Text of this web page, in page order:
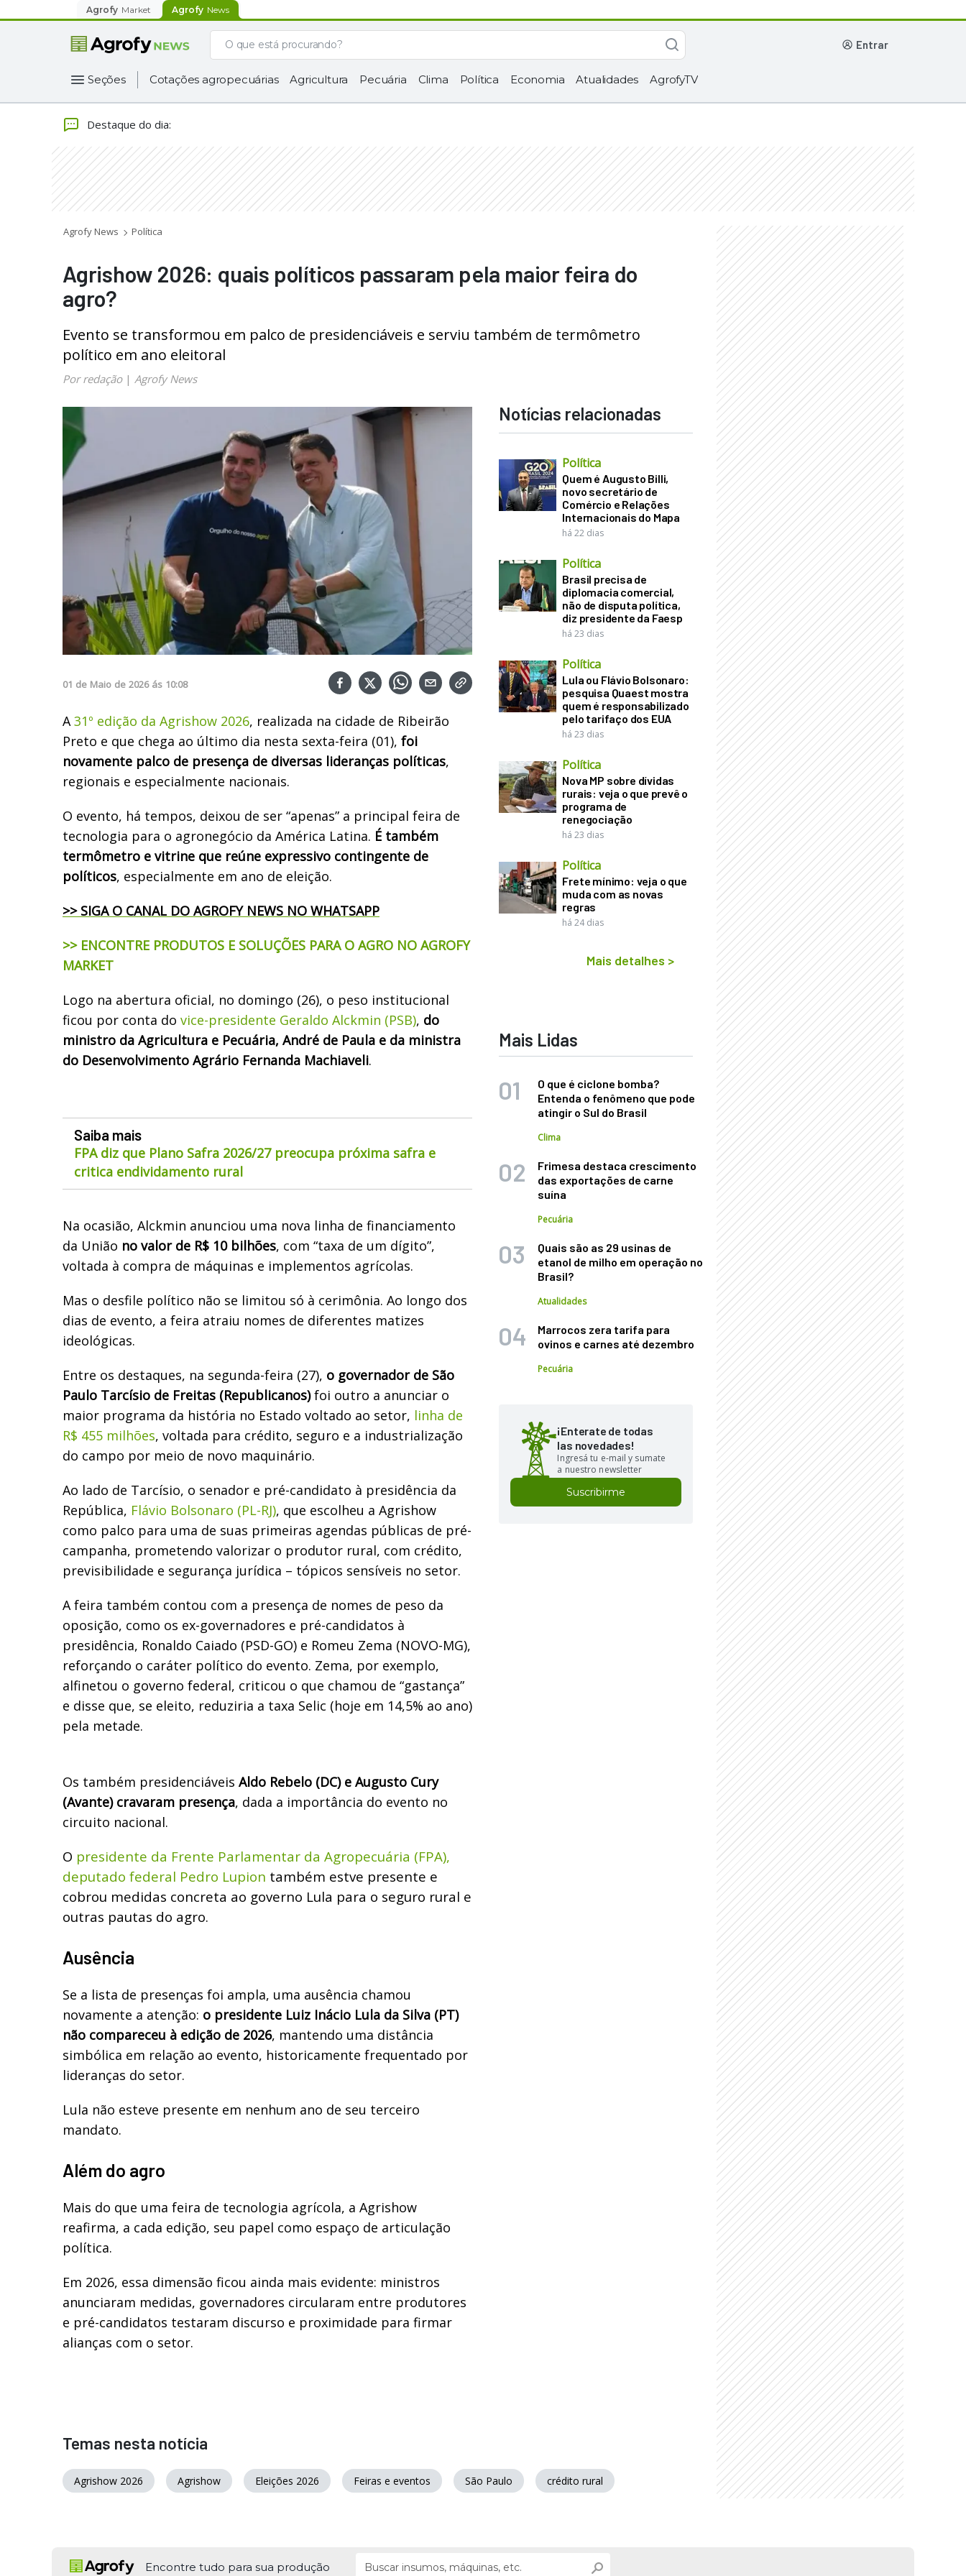
Agrofy Market Agrofy News
entrar
Seções Cotações agropecuárias Agricultura Pecuária Clima Política Economia Atualidades AgrofyTV
Destaque do dia:
Agrofy News Política
Agrishow 2026: quais políticos passaram pela maior feira do
agro?
Evento se transformou em palco de presidenciáveis e serviu também de termômetro
político em ano eleitoral
Por redação| Agrofy News
01 de Maio de 2026 ás 10:08
A 31º edição da Agrishow 2026, realizada na cidade de Ribeirão
Preto e que chega ao último dia nesta sexta-feira (01), foi
novamente palco de presença de diversas lideranças políticas,
regionais e especialmente nacionais.
O evento, há tempos, deixou de ser “apenas” a principal feira de
tecnologia para o agronegócio da América Latina. É também
termômetro e vitrine que reúne expressivo contingente de
políticos, especialmente em ano de eleição.
>> SIGA O CANAL DO AGROFY NEWS NO WHATSAPP
>> ENCONTRE PRODUTOS E SOLUÇÕES PARA O AGRO NO AGROFY
MARKET
Logo na abertura oficial, no domingo (26), o peso institucional
ficou por conta do vice-presidente Geraldo Alckmin (PSB), do
ministro da Agricultura e Pecuária, André de Paula e da ministra
do Desenvolvimento Agrário Fernanda Machiaveli.
Saiba mais
FPA diz que Plano Safra 2026/27 preocupa próxima safra e
critica endividamento rural
Na ocasião, Alckmin anunciou uma nova linha de financiamento
da União no valor de R$ 10 bilhões, com “taxa de um dígito”,
voltada à compra de máquinas e implementos agrícolas.
Mas o desfile político não se limitou só à cerimônia. Ao longo dos
dias de evento, a feira atraiu nomes de diferentes matizes
ideológicas.
Entre os destaques, na segunda-feira (27), o governador de São
Paulo Tarcísio de Freitas (Republicanos)foi outro a anunciar o
maior programa da história no Estado voltado ao setor, linha de
R$ 455 milhões, voltada para crédito, seguro e a industrialização
do campo por meio de novo maquinário.
Ao lado de Tarcísio, o senador e pré-candidato à presidência da
República, Flávio Bolsonaro (PL-RJ), que escolheu a Agrishow
como palco para uma de suas primeiras agendas públicas de pré-
campanha, prometendo valorizar o produtor rural, com crédito,
previsibilidade e segurança jurídica – tópicos sensíveis no setor.
A feira também contou com a presença de nomes de peso da
oposição, como os ex-governadores e pré-candidatos à
presidência, Ronaldo Caiado (PSD-GO) e Romeu Zema (NOVO-MG),
reforçando o caráter político do evento. Zema, por exemplo,
alfinetou o governo federal, criticou o que chamou de “gastança”
e disse que, se eleito, reduziria a taxa Selic (hoje em 14,5% ao ano)
pela metade.
Os também presidenciáveis Aldo Rebelo (DC) e Augusto Cury
(Avante) cravaram presença, dada a importância do evento no
circuito nacional.
O presidente da Frente Parlamentar da Agropecuária (FPA),
deputado federal Pedro Lupion também estve presente e
cobrou medidas concreta ao governo Lula para o seguro rural e
outras pautas do agro.
Ausência
Se a lista de presenças foi ampla, uma ausência chamou
novamente a atenção: o presidente Luiz Inácio Lula da Silva (PT)
não compareceu à edição de 2026, mantendo uma distância
simbólica em relação ao evento, historicamente frequentado por
lideranças do setor.
Lula não esteve presente em nenhum ano de seu terceiro
mandato.
Além do agro
Mais do que uma feira de tecnologia agrícola, a Agrishow
reafirma, a cada edição, seu papel como espaço de articulação
política.
Em 2026, essa dimensão ficou ainda mais evidente: ministros
anunciaram medidas, governadores circularam entre produtores
e pré-candidatos testaram discurso e proximidade para firmar
alianças com o setor.
Notícias relacionadas
Política
Quem é Augusto Billi,
novo secretário de
Comércio e Relações
Internacionais do Mapa
há 22 dias
Política
Brasil precisa de
diplomacia comercial,
não de disputa política,
diz presidente da Faesp
há 23 dias
Política
Lula ou Flávio Bolsonaro:
pesquisa Quaest mostra
quem é responsabilizado
pelo tarifaço dos EUA
há 23 dias
Política
Nova MP sobre dívidas
rurais: veja o que prevê o
programa de
renegociação
há 23 dias
Política
Frete mínimo: veja o que
muda com as novas
regras
há 24 dias
Mais detalhes >
Mais Lidas
O que é ciclone bomba?
Entenda o fenômeno que pode
atingir o Sul do Brasil
Clima
Frimesa destaca crescimento
das exportações de carne
suína
Pecuária
Quais são as 29 usinas de
etanol de milho em operação no
Brasil?
Atualidades
Marrocos zera tarifa para
ovinos e carnes até dezembro
Pecuária
¡Enterate de todas
las novedades!
Ingresá tu e-mail y sumate
a nuestro newsletter
Suscribirme
Temas nesta notícia
Agrishow 2026 Agrishow Eleições 2026 Feiras e eventos São Paulo crédito rural
Encontre tudo para sua produção